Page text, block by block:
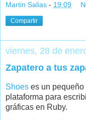
Martin Salias - 19:09
Compartir
viernes, 28 de
Zapatero a tus
Shoes es un
plataforma para
gráficas en Ruby.